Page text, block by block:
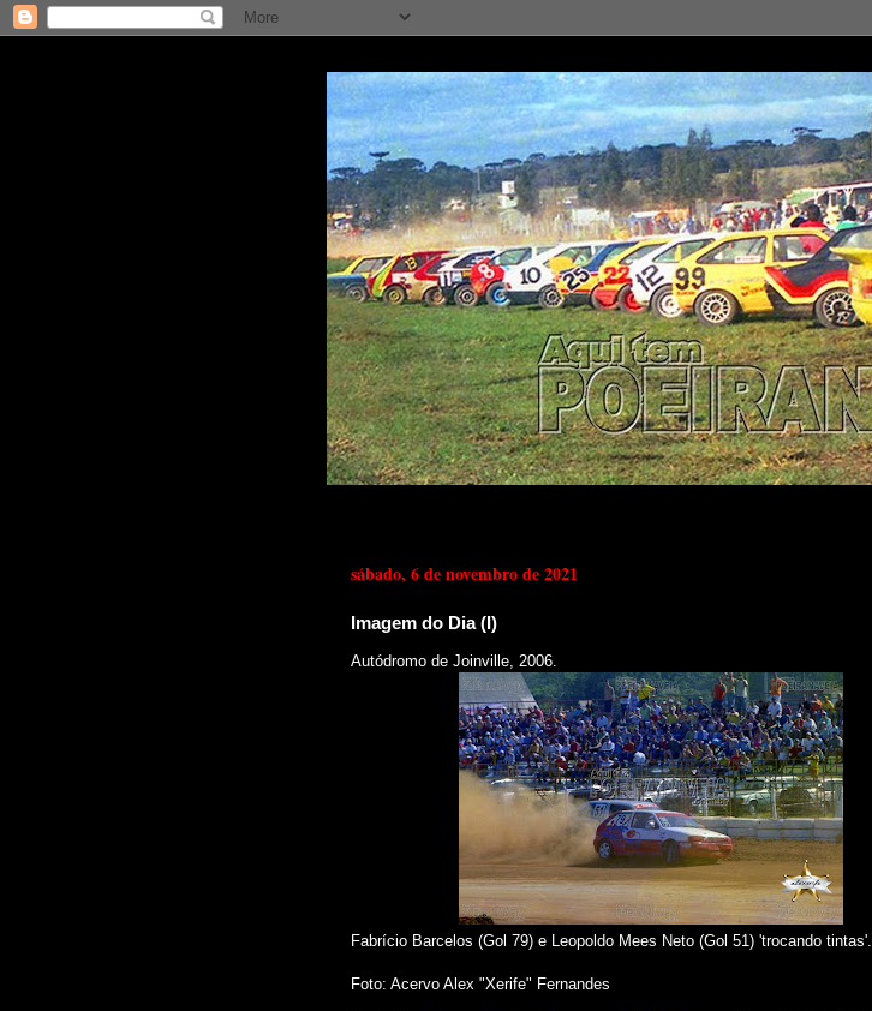
sábado, 6 de novembro de 2021
Imagem do Dia (I)
Autódromo de Joinville, 2006.
Fabrício Barcelos (Gol 79) e Leopoldo Mees Neto (Gol 51) 'trocando tintas'.
Foto: Acervo Alex "Xerife" Fernandes